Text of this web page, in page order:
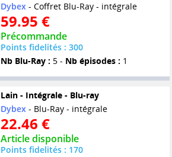
Dybex- Coffret Blu-Ray - intégrale
59.95 €
Précommande
Points fidelités : 300
Nb Blu-Ray : 5 - Nb épisodes : 1
Lain - Intégrale - Blu-ray
Dybex- Blu-Ray - intégrale
22.46 €
Article disponible
Points fidelités : 170